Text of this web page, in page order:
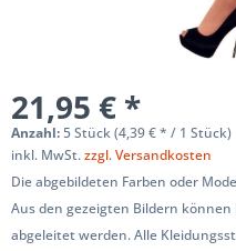
21,95 € *
Anzahl:5 Stück (4,39 € * / 1 Stück)
inkl. MwSt.zzgl. Versandkosten
Die abgebildeten Farben oder
Aus den gezeigten Bildern
abgeleitet werden. Alle